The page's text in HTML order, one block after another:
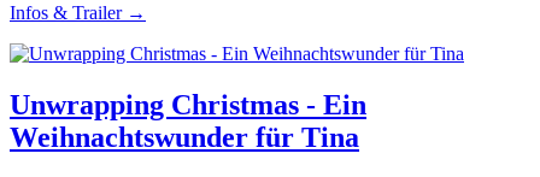
Infos & Trailer →
Unwrapping Christmas - Ein
Weihnachtswunder für Tina